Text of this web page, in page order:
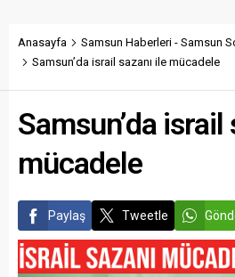
Anasayfa
Samsun Haberleri - Samsun
Samsun’da israil sazanı ile mücadele
Samsun’da israil
mücadele
Paylaş Tweetle